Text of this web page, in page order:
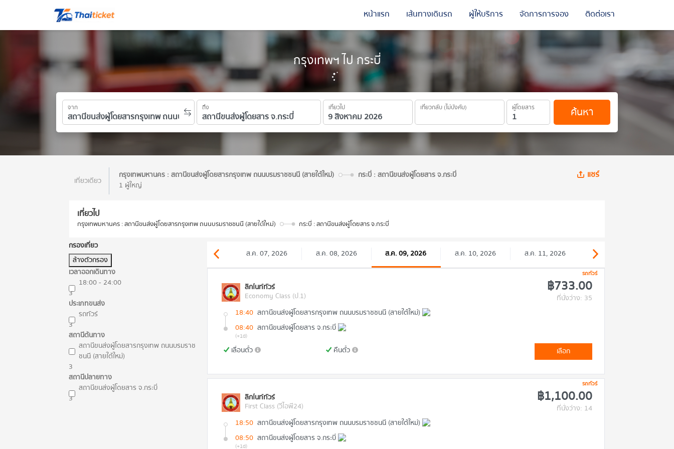
กรุงเทพฯ ไป กระบี่
จาก ถึง เที่ยวไป เที่ยวกลับ (ไม่บังคับ) ผู้โดยสาร ค้นหา
หน้าแรก เส้นทางเดินรถ ผู้ให้บริการ จัดการการจอง ติดต่อเรา
เที่ยวเดียว
กรุงเทพมหานคร : สถานีขนส่งผู้โดยสารกรุงเทพ ถนนบรมราชชนนี (สายใต้ใหม่)
กระบี่ : สถานีขนส่งผู้โดยสาร จ.กระบี่
1 ผู้ใหญ่
แชร์
เที่ยวไป
กรุงเทพมหานคร : สถานีขนส่งผู้โดยสารกรุงเทพ ถนนบรมราชชนนี (สายใต้ใหม่) กระบี่ : สถานีขนส่งผู้โดยสาร จ.กระบี่
กรองเที่ยว
ล้างตัวกรอง
เวลาออกเดินทาง
18:00 - 24:00
3
ประเภทขนส่ง
รถทัวร์
3
สถานีต้นทาง
สถานีขนส่งผู้โดยสารกรุงเทพ ถนนบรมราช
ชนนี (สายใต้ใหม่)
3
สถานีปลายทาง
สถานีขนส่งผู้โดยสาร จ.กระบี่
3
ส.ค. 07, 2026 ส.ค. 08, 2026 ส.ค. 09, 2026 ส.ค. 10, 2026 ส.ค. 11, 2026
รถทัวร์
ลิกไนท์ทัวร์
Economy Class (ป.1)
฿733.00
ที่นั่งว่าง: 35
18:40 สถานีขนส่งผู้โดยสารกรุงเทพ ถนนบรมราชชนนี (สายใต้ใหม่)
08:40 สถานีขนส่งผู้โดยสาร จ.กระบี่
(+1d)
เลื่อนตั๋ว คืนตั๋ว เลือก
รถทัวร์
ลิกไนท์ทัวร์
First Class (วีไอพี24)
฿1,100.00
ที่นั่งว่าง: 14
18:50 สถานีขนส่งผู้โดยสารกรุงเทพ ถนนบรมราชชนนี (สายใต้ใหม่)
08:50 สถานีขนส่งผู้โดยสาร จ.กระบี่
(+1d)